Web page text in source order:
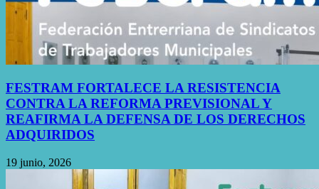
FESTRAM FORTALECE LA RESISTENCIA
CONTRA LA REFORMA PREVISIONAL Y
REAFIRMA LA DEFENSA DE LOS DERECHOS
ADQUIRIDOS
19 junio, 2026